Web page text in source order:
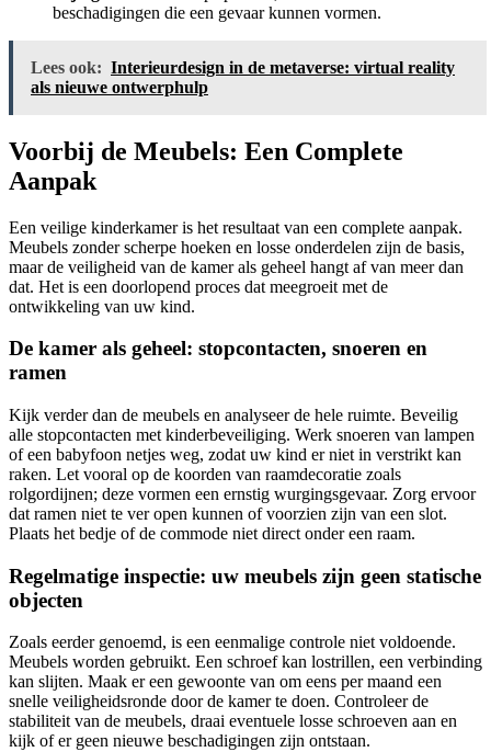
beschadigingen die een gevaar kunnen vormen.
Lees ook: Interieurdesign in de metaverse: virtual reality
als nieuwe ontwerphulp
Voorbij de Meubels: Een Complete
Aanpak
Een veilige kinderkamer is het resultaat van een complete aanpak.
Meubels zonder scherpe hoeken en losse onderdelen zijn de basis,
maar de veiligheid van de kamer als geheel hangt af van meer dan
dat. Het is een doorlopend proces dat meegroeit met de
ontwikkeling van uw kind.
De kamer als geheel: stopcontacten, snoeren en
ramen
Kijk verder dan de meubels en analyseer de hele ruimte. Beveilig
alle stopcontacten met kinderbeveiliging. Werk snoeren van lampen
of een babyfoon netjes weg, zodat uw kind er niet in verstrikt kan
raken. Let vooral op de koorden van raamdecoratie zoals
rolgordijnen; deze vormen een ernstig wurgingsgevaar. Zorg ervoor
dat ramen niet te ver open kunnen of voorzien zijn van een slot.
Plaats het bedje of de commode niet direct onder een raam.
Regelmatige inspectie: uw meubels zijn geen statische
objecten
Zoals eerder genoemd, is een eenmalige controle niet voldoende.
Meubels worden gebruikt. Een schroef kan lostrillen, een verbinding
kan slijten. Maak er een gewoonte van om eens per maand een
snelle veiligheidsronde door de kamer te doen. Controleer de
stabiliteit van de meubels, draai eventuele losse schroeven aan en
kijk of er geen nieuwe beschadigingen zijn ontstaan.